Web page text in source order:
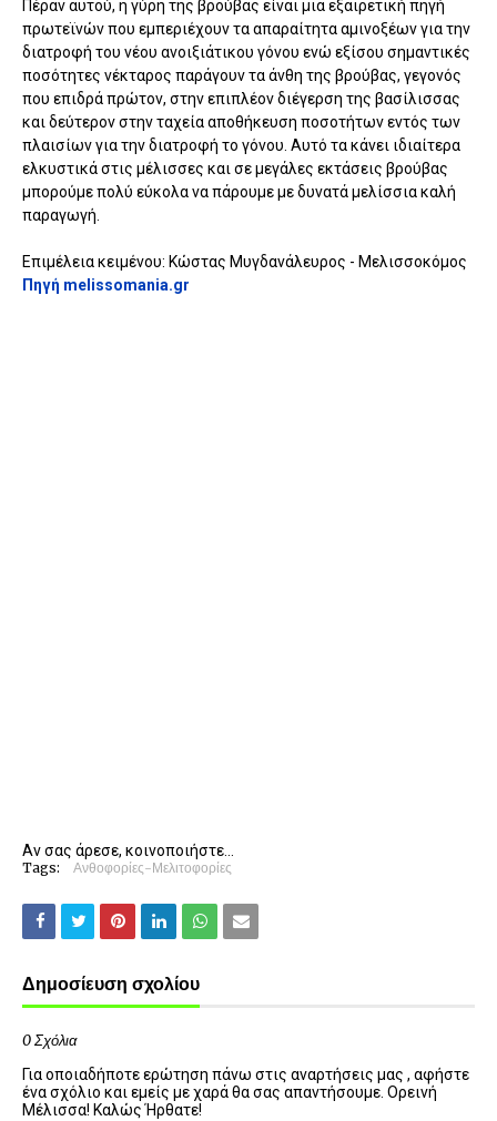
Πέραν αυτού, η γύρη της βρούβας είναι μια εξαιρετική πηγή
πρωτεϊνών που εμπεριέχουν τα απαραίτητα αμινοξέων για την
διατροφή του νέου ανοιξιάτικου γόνου ενώ εξίσου σημαντικές
ποσότητες νέκταρος παράγουν τα άνθη της βρούβας, γεγονός
που επιδρά πρώτον, στην επιπλέον διέγερση της βασίλισσας
και δεύτερον στην ταχεία αποθήκευση ποσοτήτων εντός των
πλαισίων για την διατροφή το γόνου. Αυτό τα κάνει ιδιαίτερα
ελκυστικά στις μέλισσες και σε μεγάλες εκτάσεις βρούβας
μπορούμε πολύ εύκολα να πάρουμε με δυνατά μελίσσια καλή
παραγωγή.
Επιμέλεια κειμένου: Κώστας Μυγδανάλευρος - Μελισσοκόμος
Πηγή melissomania.gr
Αν σας άρεσε, κοινοποιήστε...
Tags: Ανθοφορίες-Μελιτοφορίες
Δημοσίευση σχολίου
0 Σχόλια
Για οποιαδήποτε ερώτηση πάνω στις αναρτήσεις μας , αφήστε
ένα σχόλιο και εμείς με χαρά θα σας απαντήσουμε. Ορεινή
Μέλισσα! Καλώς Ήρθατε!